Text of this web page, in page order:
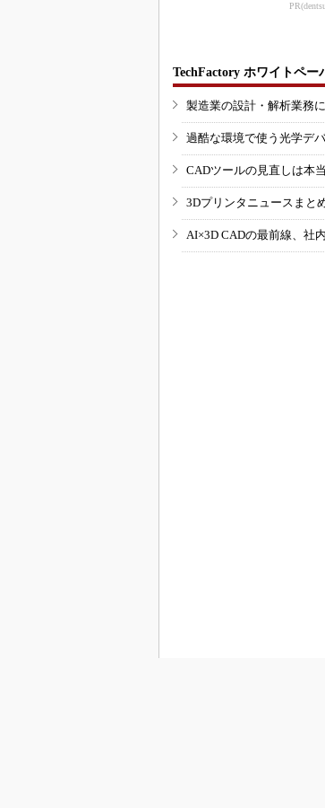
TechFactory ホワイトペー
製造業の設計・解析業務
過酷な環境で使う光学デ
CADツールの見直しは本
3Dプリンタニュースまと
AI×3D CADの最前線、社